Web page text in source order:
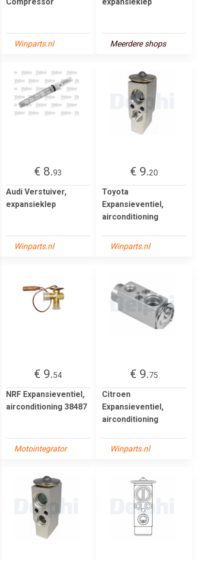
Winparts.nl Meerdere shops
€ 8.93
Audi Verstuiver,
expansieklep
Winparts.nl
€ 9.20
Toyota
Expansieventiel,
airconditioning
Winparts.nl
€ 9.54
NRF Expansieventiel,
airconditioning 38487
Motointegrator
€ 9.75
Citroen
Expansieventiel,
airconditioning
Winparts.nl